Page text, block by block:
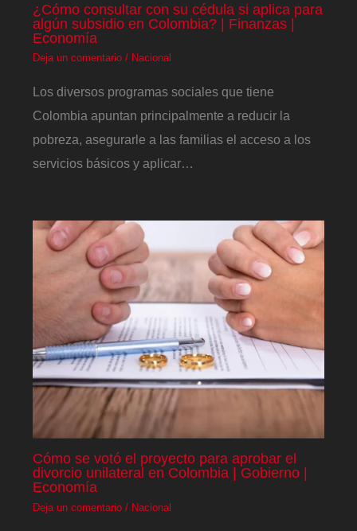
¿Cómo consultar con su cédula si aplica para
algún subsidio en Colombia? | Finanzas |
Economía
Deja un comentario / Nacional
Los diversos programas sociales que tiene
Colombia apuntan principalmente a reducir la
pobreza, asegurarle a las familias el acceso a los
servicios básicos y aplicar…
Cómo se votó el proyecto para aprobar el
divorcio unilateral en Colombia | Gobierno |
Economía
Deja un comentario / Nacional